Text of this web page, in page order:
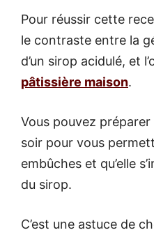
Pour réussir cette
le contraste entre la
d’un sirop acidulé, et
pâtissière maison.
Vous pouvez préparer
soir pour vous
embûches et qu’elle
du sirop.
C’est une astuce de